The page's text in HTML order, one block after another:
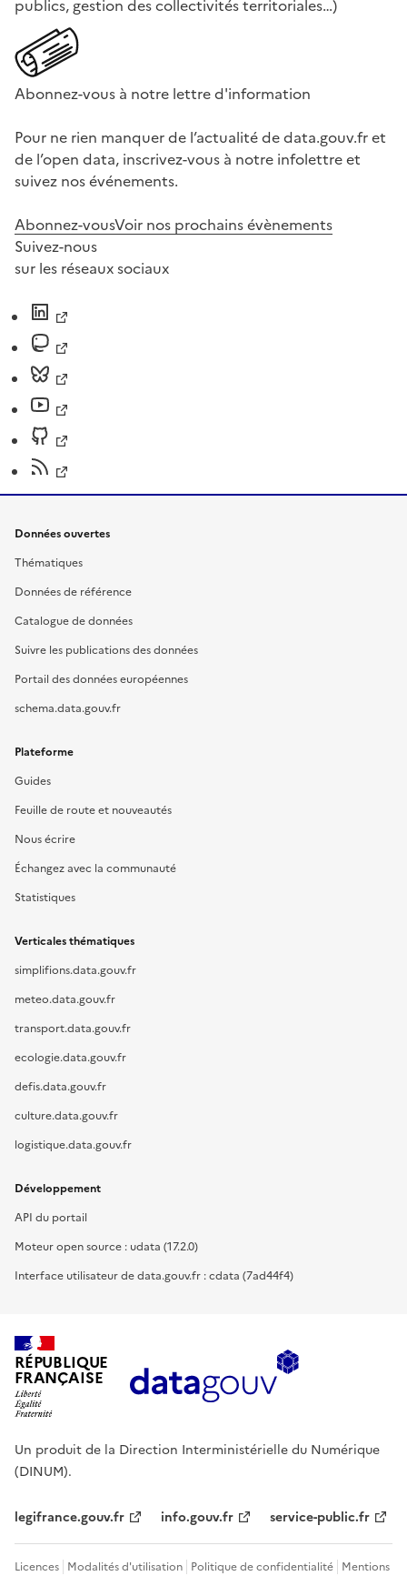
publics, gestion des collectivités territoriales…)
Abonnez-vous à notre lettre d'information
Pour ne rien manquer de l’actualité de data.gouv.fr et
de l’open data, inscrivez-vous à notre infolettre et
suivez nos événements.
Abonnez-vousVoir nos prochains évènements
Suivez-nous
sur les réseaux sociaux
Données ouvertes
Thématiques
Données de référence
Catalogue de données
Suivre les publications des données
Portail des données européennes
schema.data.gouv.fr
Plateforme
Guides
Feuille de route et nouveautés
Nous écrire
Échangez avec la communauté
Statistiques
Verticales thématiques
simplifions.data.gouv.fr
meteo.data.gouv.fr
transport.data.gouv.fr
ecologie.data.gouv.fr
defis.data.gouv.fr
culture.data.gouv.fr
logistique.data.gouv.fr
Développement
API du portail
Moteur open source : udata (17.2.0)
Interface utilisateur de data.gouv.fr : cdata (7ad44f4)
RÉPUBLIQUE
FRANÇAISE
Un produit de la Direction Interministérielle du Numérique
(DINUM).
legifrance.gouv.fr info.gouv.fr service-public.fr
Licences Modalités d'utilisation Politique de confidentialité Mentions